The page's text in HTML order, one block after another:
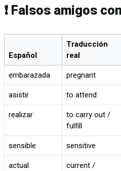
❗ Falsos amigos
Español
Traducción
real
embarazada pregnant
asistir to attend
realizar
to carry out /
fulfill
sensible sensitive
actual
current /